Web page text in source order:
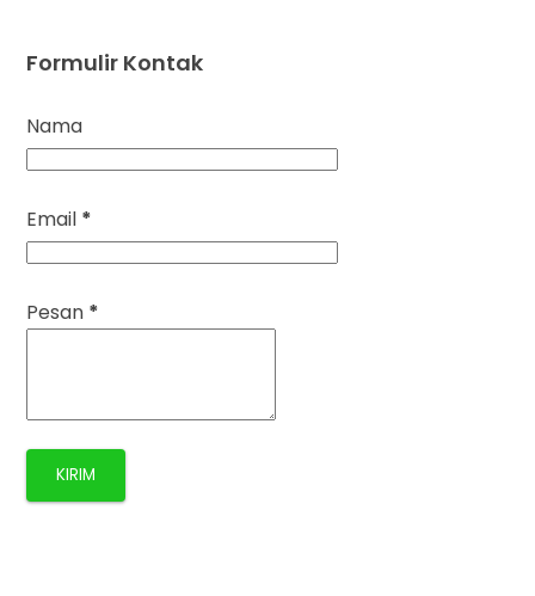
Formulir Kontak
Nama
Email *
Pesan *